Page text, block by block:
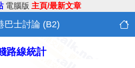
電腦版 主頁/最新文章
巴士討論 (B2)
路線統計